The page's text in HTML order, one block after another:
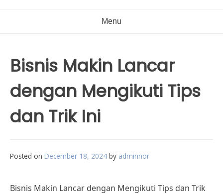
Menu
Bisnis Makin Lancar
dengan Mengikuti Tips
dan Trik Ini
Posted on December 18, 2024 by adminnor
Bisnis Makin Lancar dengan Mengikuti Tips dan Trik